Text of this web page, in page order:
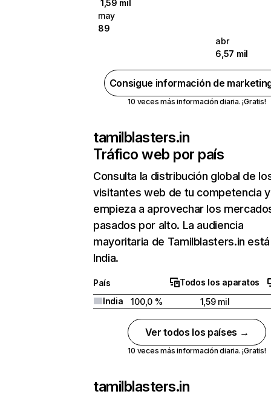
1,59 mil
may
89
abr
6,57 mil
Consigue información de
10 veces más información diaria. ¡Gratis!
tamilblasters.in
Tráfico web por país
Consulta la distribución global de
visitantes web de tu competencia y
empieza a aprovechar los
pasados por alto. La audiencia
mayoritaria de Tamilblasters.in
India.
País
Todos los aparatos
India
100,0 % 1,59 mil
Ver todos los países →
10 veces más información diaria. ¡Gratis!
tamilblasters.in